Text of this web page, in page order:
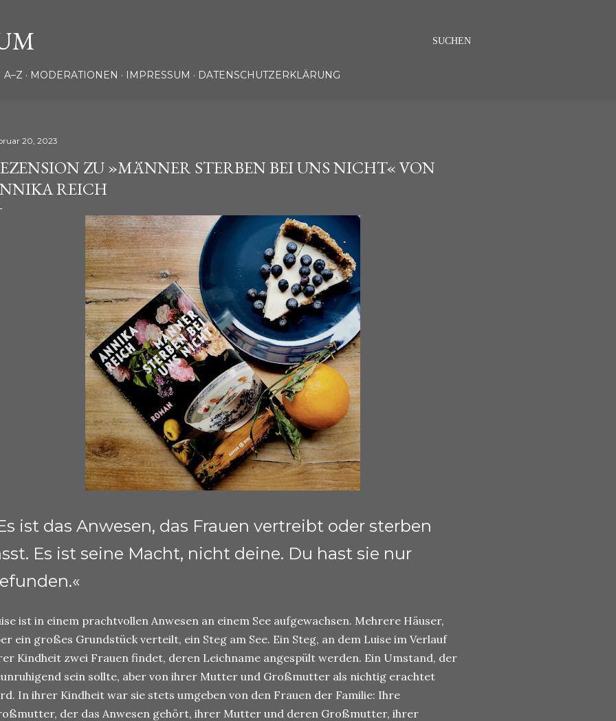
SUCHEN
A–Z MODERATIONEN IMPRESSUM DATENSCHUTZERKLÄRUNG
20, 2023
ZU »MÄNNER STERBEN BEI UNS NICHT« VON
REICH
ist das Anwesen, das Frauen vertreibt oder sterben
Es ist seine Macht, nicht deine. Du hast sie nur
ist in einem prachtvollen Anwesen an einem See aufgewachsen. Mehrere Häuser,
ein großes Grundstück verteilt, ein Steg am See. Ein Steg, an dem Luise im Verlauf
Kindheit zwei Frauen findet, deren Leichname angespült werden. Ein Umstand, der
sein sollte, aber von ihrer Mutter und Großmutter als nichtig erachtet
In ihrer Kindheit war sie stets umgeben von den Frauen der Familie: Ihre
der das Anwesen gehört, ihrer Mutter und deren Großmutter, ihrer